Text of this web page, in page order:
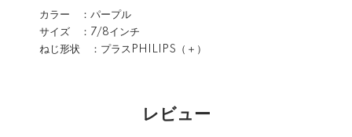
カラー ：パープル
サイズ ：7/8インチ
ねじ形状 ：プラスPHILIPS（＋）
レビュー